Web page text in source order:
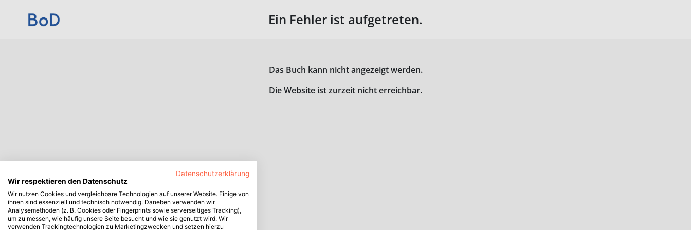
Ein Fehler ist aufgetreten.
Das Buch kann nicht angezeigt werden.
Die Website ist zurzeit nicht erreichbar.
Datenschutzerklärung
Wir respektieren den Datenschutz
Wir nutzen Cookies und vergleichbare Technologien auf unserer Website. Einige von
ihnen sind essenziell und technisch notwendig. Daneben verwenden wir
Analysemethoden (z. B. Cookies oder Fingerprints sowie serverseitiges Tracking),
um zu messen, wie häufig unsere Seite besucht und wie sie genutzt wird. Wir
verwenden Trackingtechnologien zu Marketingzwecken und setzen hierzu